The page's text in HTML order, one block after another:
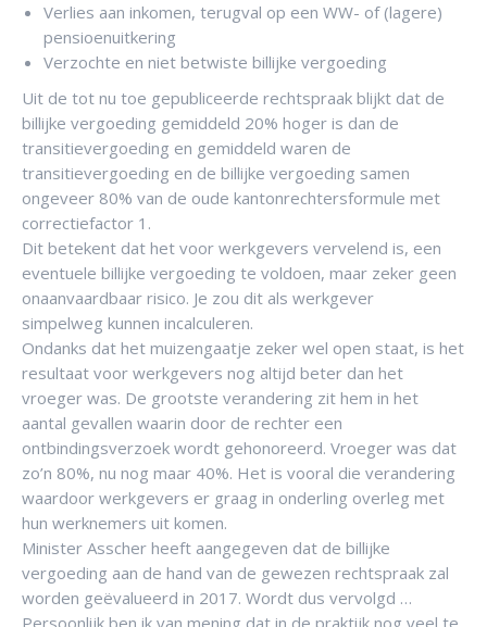
Verlies aan inkomen, terugval op een WW- of (lagere)
pensioenuitkering
Verzochte en niet betwiste billijke vergoeding
Uit de tot nu toe gepubliceerde rechtspraak blijkt dat de
billijke vergoeding gemiddeld 20% hoger is dan de
transitievergoeding en gemiddeld waren de
transitievergoeding en de billijke vergoeding samen
ongeveer 80% van de oude kantonrechtersformule met
correctiefactor 1.
Dit betekent dat het voor werkgevers vervelend is, een
eventuele billijke vergoeding te voldoen, maar zeker geen
onaanvaardbaar risico. Je zou dit als werkgever
simpelweg kunnen incalculeren.
Ondanks dat het muizengaatje zeker wel open staat, is het
resultaat voor werkgevers nog altijd beter dan het
vroeger was. De grootste verandering zit hem in het
aantal gevallen waarin door de rechter een
ontbindingsverzoek wordt gehonoreerd. Vroeger was dat
zo’n 80%, nu nog maar 40%. Het is vooral die verandering
waardoor werkgevers er graag in onderling overleg met
hun werknemers uit komen.
Minister Asscher heeft aangegeven dat de billijke
vergoeding aan de hand van de gewezen rechtspraak zal
worden geëvalueerd in 2017. Wordt dus vervolgd …
Persoonlijk ben ik van mening dat in de praktijk nog veel te